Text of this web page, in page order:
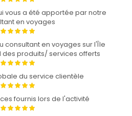
vous a été apportée par notre
en voyages
consultant en voyages sur l'Île
des produits/ services offerts
du service clientèle
fournis lors de l'activité